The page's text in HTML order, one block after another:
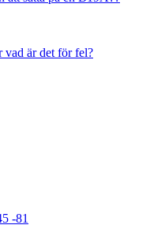
vad är det för fel?
-81